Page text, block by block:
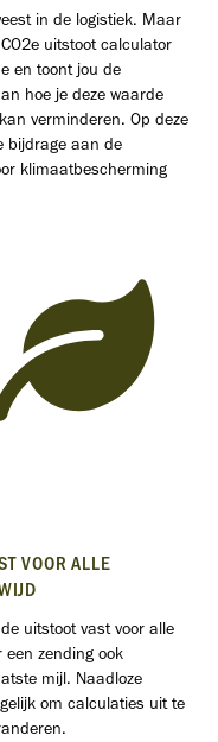
in de logistiek. Maar
uitstoot calculator
en toont jou de
hoe je deze waarde
verminderen. Op deze
bijdrage aan de
klimaatbescherming
VOOR ALLE
uitstoot vast voor alle
een zending ook
mijl. Naadloze
om calculaties uit te